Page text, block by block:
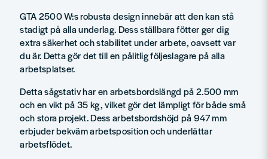
GTA 2500 W:s robusta design innebär att den kan stå
stadigt på alla underlag. Dess ställbara fötter ger dig
extra säkerhet och stabilitet under arbete, oavsett var
du är. Detta gör det till en pålitlig följeslagare på alla
arbetsplatser.
Detta sågstativ har en arbetsbordslängd på 2.500 mm
och en vikt på 35 kg, vilket gör det lämpligt för både små
och stora projekt. Dess arbetsbordshöjd på 947 mm
erbjuder bekväm arbetsposition och underlättar
arbetsflödet.